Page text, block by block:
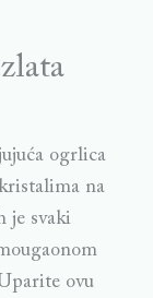
ogrlica
na
je svaki
ovu